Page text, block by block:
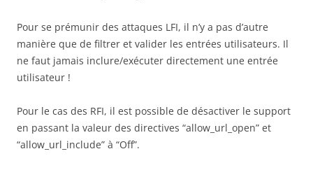
Pour se prémunir des attaques LFI, il n’y a pas d’autre
manière que de filtrer et valider les entrées utilisateurs. Il
ne faut jamais inclure/exécuter directement une entrée
utilisateur !
Pour le cas des RFI, il est possible de désactiver le support
en passant la valeur des directives “allow_url_open” et
“allow_url_include” à “Off”.